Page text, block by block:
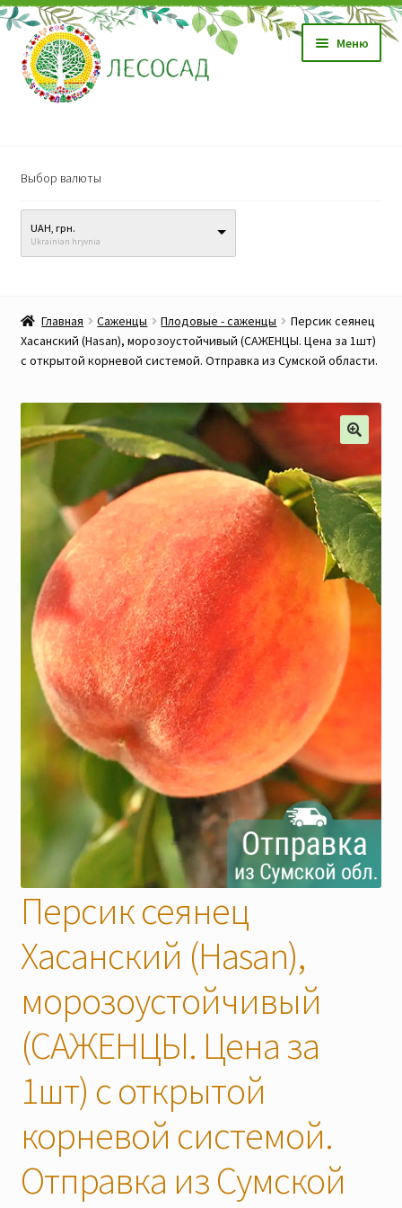
Перейти
к
навигации
Перейти
к
содержимому
Меню
Саженцы
Семена
меню
Прайс-лист
Наши мероприятия, Акции
Контакты
Корзина
Оформление заказа
Оплата и доставка
Мой аккаунт
Отправить сообщение
Мы в соцсетях
Выбор валюты
UAH, грн.
Ukrainian hryvnia
Главная Саженцы Плодовые - саженцы
Персик сеянец
Хасанский (Hasan), морозоустойчивый (САЖЕНЦЫ. Цена за 1шт)
с открытой корневой системой. Отправка из Сумской области.
Персик сеянец
Хасанский (Hasan),
морозоустойчивый
(САЖЕНЦЫ. Цена за
1шт) с открытой
корневой системой.
Отправка из Сумской